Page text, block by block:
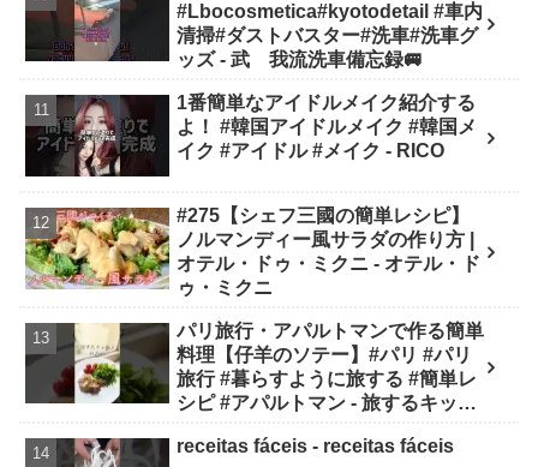
#Lbocosmetica#kyotodetail #車内
清掃#ダストバスター#洗車#洗車グ
ッズ - 武 我流洗車備忘録🚐
1番簡単なアイドルメイク紹介する
よ！ #韓国アイドルメイク #韓国メ
イク #アイドル #メイク - RICO
#275【シェフ三國の簡単レシピ】
ノルマンディー風サラダの作り方 |
オテル・ドゥ・ミクニ - オテル・ド
ゥ・ミクニ
パリ旅行・アパルトマンで作る簡単
料理【仔羊のソテー】#パリ #パリ
旅行 #暮らすように旅する #簡単レ
シピ #アパルトマン - 旅するキッチ
receitas fáceis - receitas fáceis